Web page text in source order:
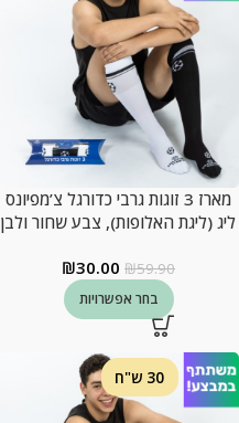
מארז 3 זוגות גרבי כדורגל צ’מפיונס
ליג (ליגת האלופות), צבע שחור ולבן
₪59.90
₪30.00
בחר אפשרויות
30 ש"ח